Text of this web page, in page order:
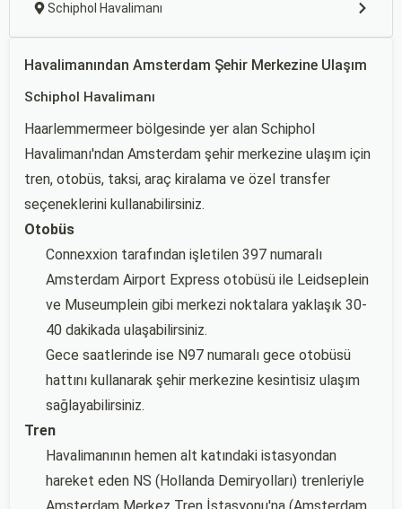
Schiphol Havalimanı
Havalimanından Amsterdam Şehir Merkezine Ulaşım
Schiphol Havalimanı
Haarlemmermeer bölgesinde yer alan Schiphol
Havalimanı'ndan Amsterdam şehir merkezine ulaşım için
tren, otobüs, taksi, araç kiralama ve özel transfer
seçeneklerini kullanabilirsiniz.
Otobüs
Connexxion tarafından işletilen 397 numaralı
Amsterdam Airport Express otobüsü ile Leidseplein
ve Museumplein gibi merkezi noktalara yaklaşık 30-
40 dakikada ulaşabilirsiniz.
Gece saatlerinde ise N97 numaralı gece otobüsü
hattını kullanarak şehir merkezine kesintisiz ulaşım
sağlayabilirsiniz.
Tren
Havalimanının hemen alt katındaki istasyondan
hareket eden NS (Hollanda Demiryolları) trenleriyle